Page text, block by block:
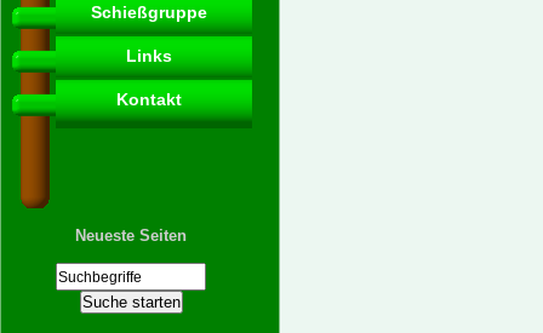
Schießgruppe
Links
Kontakt
Neueste Seiten